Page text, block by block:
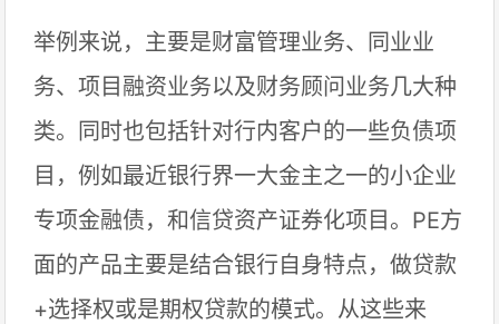
举例来说，主要是财富管理业务、同业业
务、项目融资业务以及财务顾问业务几大种
类。同时也包括针对行内客户的一些负债项
目，例如最近银行界一大金主之一的小企业
专项金融债，和信贷资产证券化项目。PE方
面的产品主要是结合银行自身特点，做贷款
+选择权或是期权贷款的模式。从这些来